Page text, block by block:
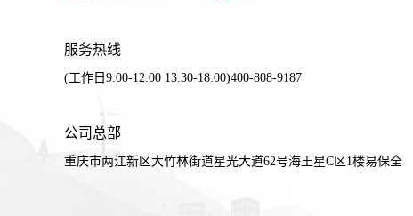
服务热线
(工作日9:00-12:00 13:30-18:00)400-808-9187
公司总部
重庆市两江新区大竹林街道星光大道62号海王星C区1楼易保全